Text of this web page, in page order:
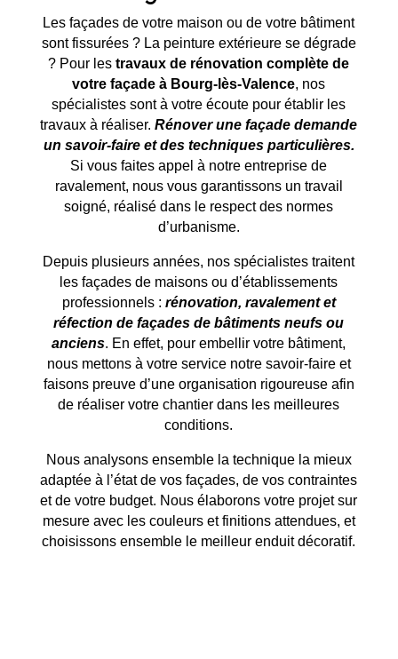
Les façades de votre maison ou de votre bâtiment
sont fissurées ? La peinture extérieure se dégrade
? Pour lestravaux de rénovation complète de
votre façade à Bourg-lès-Valence, nos
spécialistes sont à votre écoute pour établir les
travaux à réaliser.Rénover une façade demande
un savoir-faire et des techniques particulières.
Si vous faites appel à notre entreprise de
ravalement, nous vous garantissons un travail
soigné, réalisé dans le respect des normes
d’urbanisme.
Depuis plusieurs années, nos spécialistes traitent
les façades de maisons ou d’établissements
professionnels : rénovation, ravalement et
réfection de façades de bâtiments neufs ou
anciens. En effet, pour embellir votre bâtiment,
nous mettons à votre service notre savoir-faire et
faisons preuve d’une organisation rigoureuse afin
de réaliser votre chantier dans les meilleures
conditions.
Nous analysons ensemble la technique la mieux
adaptée à l’état de vos façades, de vos contraintes
et de votre budget. Nous élaborons votre projet sur
mesure avec les couleurs et finitions attendues, et
choisissons ensemble le meilleur enduit décoratif.